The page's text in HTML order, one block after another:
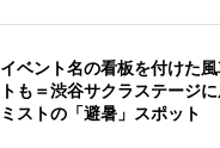
イベント名の看板を付けた
トも＝渋谷サクラステージ
ミストの「避暑」スポット